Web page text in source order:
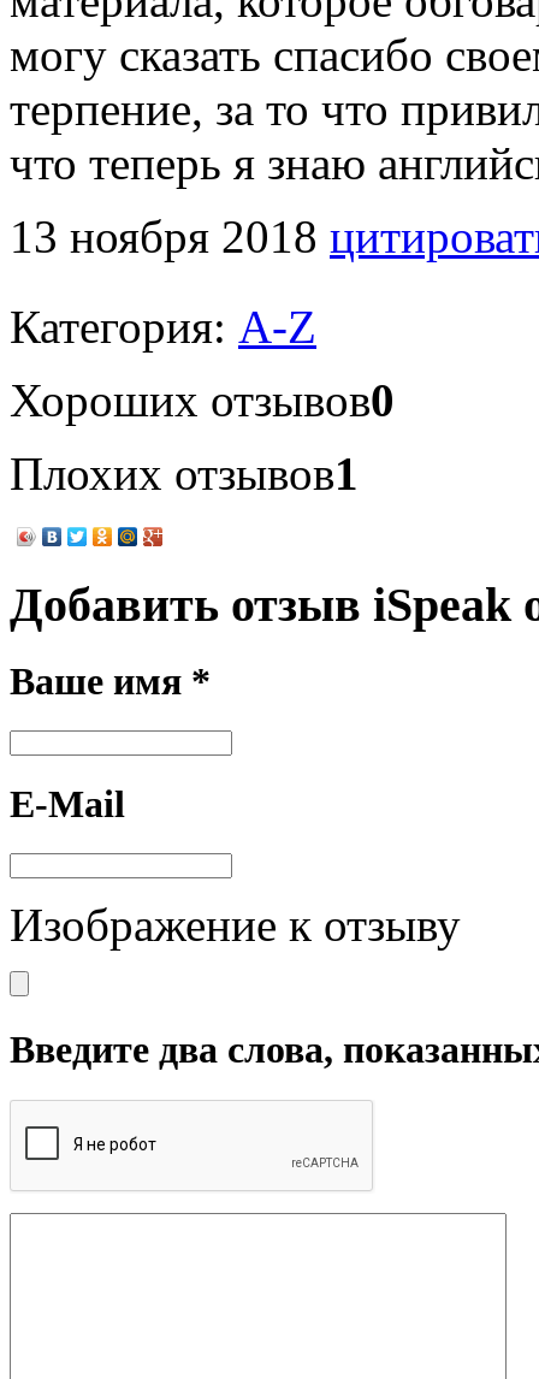
могу сказать спасибо
терпение, за то что
что теперь я знаю
13 ноября 2018
Категория: A-Z
Хороших отзывов0
Плохих отзывов1
Добавить отзыв iSpeak
Ваше имя *
E-Mail
Изображение к отзыву
Введите два слова,